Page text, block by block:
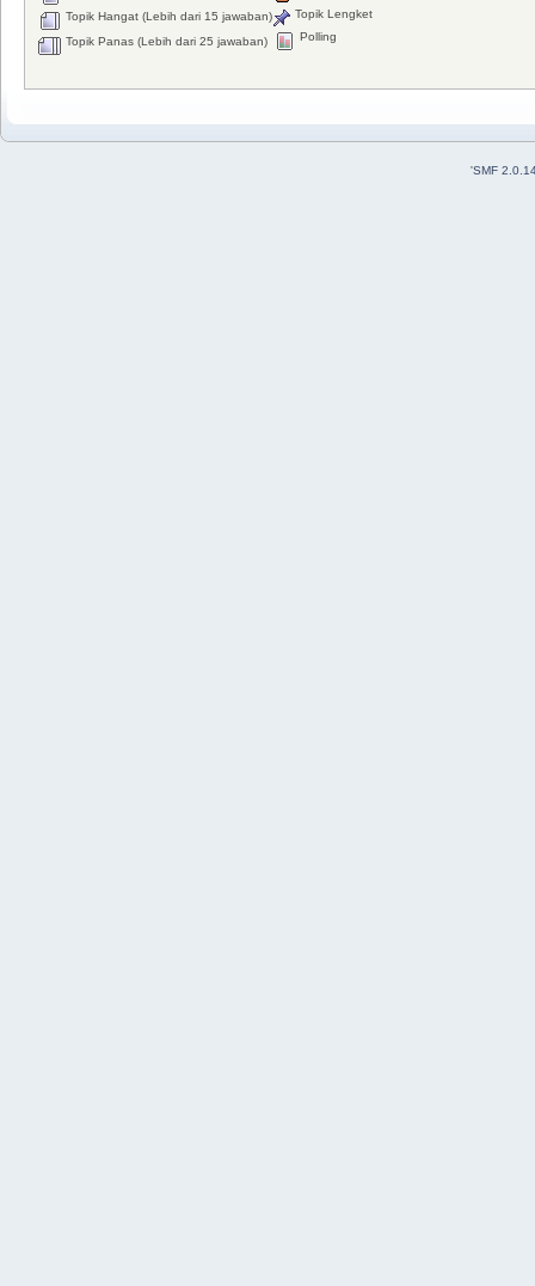
Topik Hangat (Lebih dari 15 jawaban)
Topik Panas (Lebih dari 25 jawaban)
Topik Lengket
Polling
'SMF